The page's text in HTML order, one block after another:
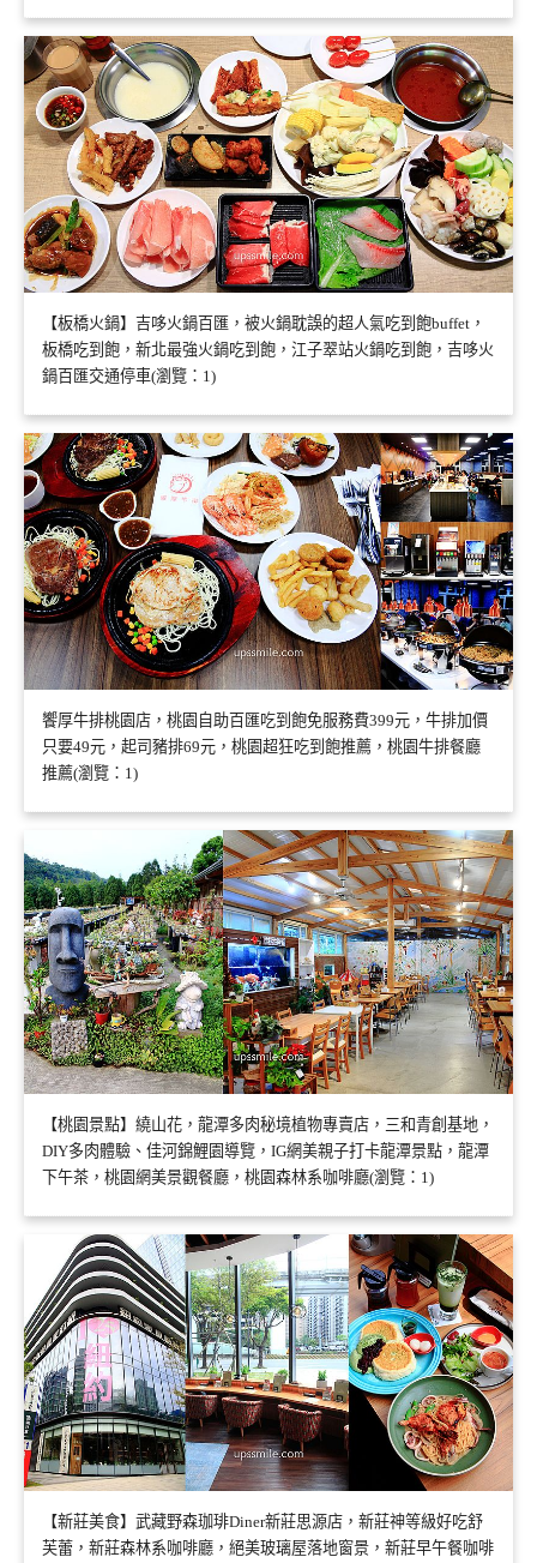
【板橋火鍋】吉哆火鍋百匯，被火鍋耽誤的超人氣吃到飽buffet，
板橋吃到飽，新北最強火鍋吃到飽，江子翠站火鍋吃到飽，吉哆火
鍋百匯交通停車(瀏覽：1)
饗厚牛排桃園店，桃園自助百匯吃到飽免服務費399元，牛排加價
只要49元，起司豬排69元，桃園超狂吃到飽推薦，桃園牛排餐廳
推薦(瀏覽：1)
【桃園景點】繞山花，龍潭多肉秘境植物專賣店，三和青創基地，
DIY多肉體驗、佳河錦鯉園導覽，IG網美親子打卡龍潭景點，龍潭
下午茶，桃園網美景觀餐廳，桃園森林系咖啡廳(瀏覽：1)
【新莊美食】武藏野森珈琲Diner新莊思源店，新莊神等級好吃舒
芙蕾，新莊森林系咖啡廳，絕美玻璃屋落地窗景，新莊早午餐咖啡